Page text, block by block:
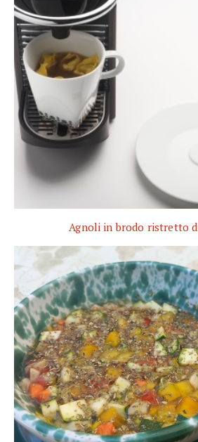
Agnoli in brodo ristretto